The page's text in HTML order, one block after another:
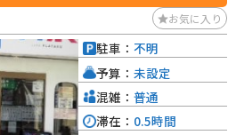
お気に入り
駐車： 不明
予算： 未設定
混雑： 普通
滞在： 0.5時間